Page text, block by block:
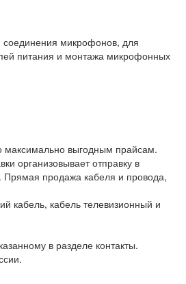
микрофонов, для
питания и монтажа микрофонных
максимально выгодным прайсам.
организовывает отправку в
Прямая продажа кабеля и провода,
кабель, кабель телевизионный и
в разделе контакты.